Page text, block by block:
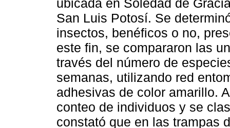
ubicada en Soledad de
San Luis Potosí. Se
insectos, benéficos o no,
este fin, se compararon las
través del número de
semanas, utilizando red
adhesivas de color amarillo.
conteo de individuos y se
constató que en las trampas